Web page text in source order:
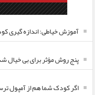
آموزش خیاطی: اندازه گیری
پنج روش مؤثر برای بی
اگر کودک شما هم از آمپول